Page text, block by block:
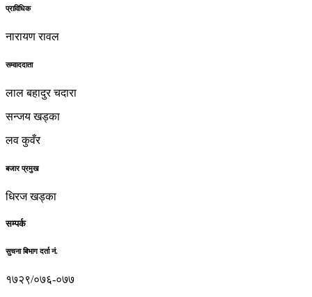
प्राविधिक
नारायण रावल
सम्वाददाता
लाल बहादुर चदारा
सन्जय खड्का
लव कुवँर
बजार प्रमुख
धिरज खड्का
सम्पर्क
सुचना बिभाग दर्ता नं.
१७२९/०७६-०७७